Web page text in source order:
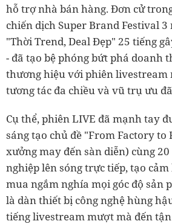
hỗ trợ nhà bán hàng. Đơn cử
chiến dịch Super Brand Festival
"Thời Trend, Deal Đẹp" 25 tiếng
- đã tạo bệ phóng bứt phá doanh
thương hiệu với phiên livestream
tương tác đa chiều và vũ trụ ưu
Cụ thể, phiên LIVE đã mạnh tay
sáng tạo chủ đề "From Factory to
xưởng may đến sàn diễn) cùng
nghiệp lên sóng trực tiếp, tạo
mua ngắm nghía mọi góc độ sản
là dàn thiết bị công nghệ hùng
tiếng livestream mượt mà đến